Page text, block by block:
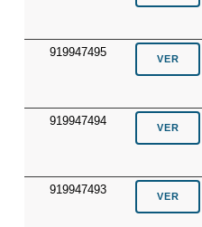
919947495
919947494
919947493